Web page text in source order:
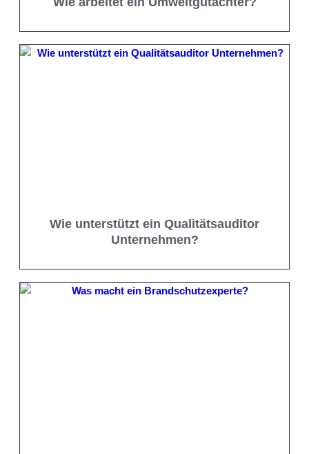
Wie unterstützt ein Qualitätsauditor
Unternehmen?